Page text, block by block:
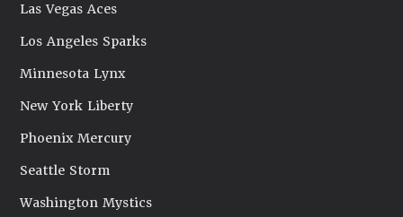
Las Vegas Aces
Los Angeles Sparks
Minnesota Lynx
New York Liberty
Phoenix Mercury
Seattle Storm
Washington Mystics